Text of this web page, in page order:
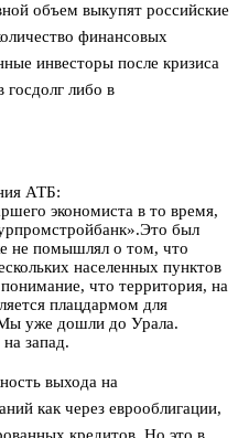
объем выкупят российские
финансовых
инвесторы после кризиса
госдолг либо в
АТБ:
экономиста в то время,
был
не помышлял о том, что
населенных пунктов
что территория, на
плацдармом для
Мы уже дошли до Урала.
запад.
выхода на
как через еврооблигации,